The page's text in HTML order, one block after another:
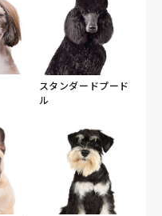
スタンダードプード
ル